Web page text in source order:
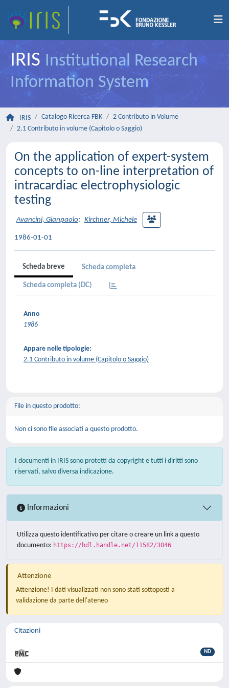
IRIS Institutional Research
Information System
IRIS Catalogo Ricerca FBK
2 Contributo in Volume
2.1 Contributo in volume (Capitolo o Saggio)
On the application of expert-system
concepts to on-line interpretation of
intracardiac electrophysiologic
testing
Avancini, Gianpaolo; Kirchner, Michele
1986-01-01
Scheda breve Scheda completa
Scheda completa (DC)
Anno
1986
Appare nelle tipologie:
2.1 Contributo in volume (Capitolo o Saggio)
File in questo prodotto:
Non ci sono file associati a questo prodotto.
I documenti in IRIS sono protetti da copyright e tutti i diritti sono
riservati, salvo diversa indicazione.
Informazioni
Utilizza questo identificativo per citare o creare un link a questo
documento: https://hdl.handle.net/11582/3046
Attenzione
Attenzione! I dati visualizzati non sono stati sottoposti a
validazione da parte dell'ateneo
Citazioni
ND